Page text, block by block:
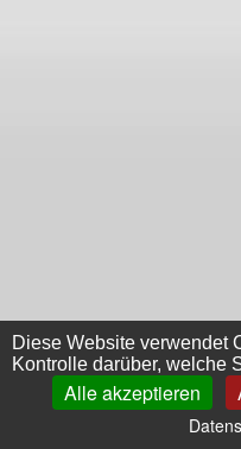
Diese Website verwendet
Kontrolle darüber, welche
Alle akzeptieren